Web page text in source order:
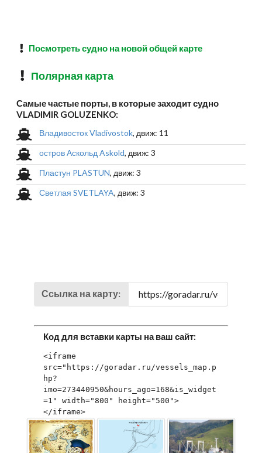
Посмотреть судно на новой общей карте
Полярная карта
Самые частые порты, в которые заходит судно
VLADIMIR GOLUZENKO:
Владивосток Vladivostok, движ: 11
остров Аскольд Askold, движ: 3
Пластун PLASTUN, движ: 3
Светлая SVETLAYA, движ: 3
Ссылка на карту:
Код для вставки карты на ваш сайт:
<iframe
src="https://goradar.ru/vessels_map.p
hp?
imo=273440950&hours_ago=168&is_widget
=1" width="800" height="500">
</iframe>